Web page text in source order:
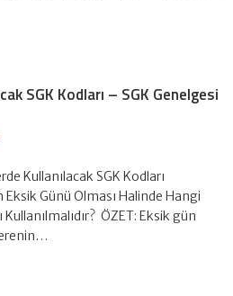
SGK Kodları – SGK Genelgesi
Kullanılacak SGK Kodları
Eksik Günü Olması Halinde Hangi
Kullanılmalıdır? ÖZET: Eksik gün